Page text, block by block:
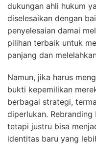
dukungan ahli hukum
diselesaikan dengan
penyelesaian damai
pilihan terbaik untuk
panjang dan
Namun, jika harus
bukti kepemilikan
berbagai strategi,
diperlukan.
tetapi justru bisa
identitas baru yang